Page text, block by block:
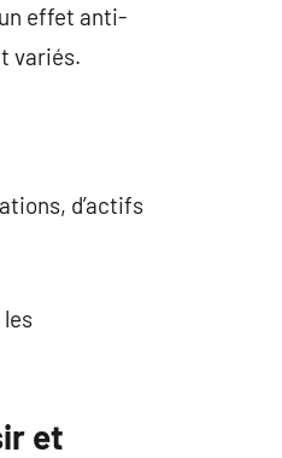
effet anti-
variés.
d’actifs
et